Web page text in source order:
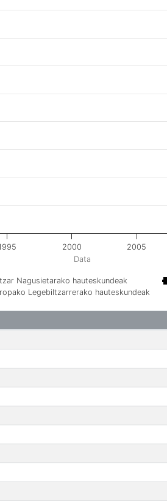
Data
Nagusietarako hauteskundeak
Legebiltzarrerako hauteskundeak
2000 2005